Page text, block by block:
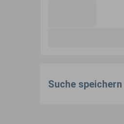
Suche